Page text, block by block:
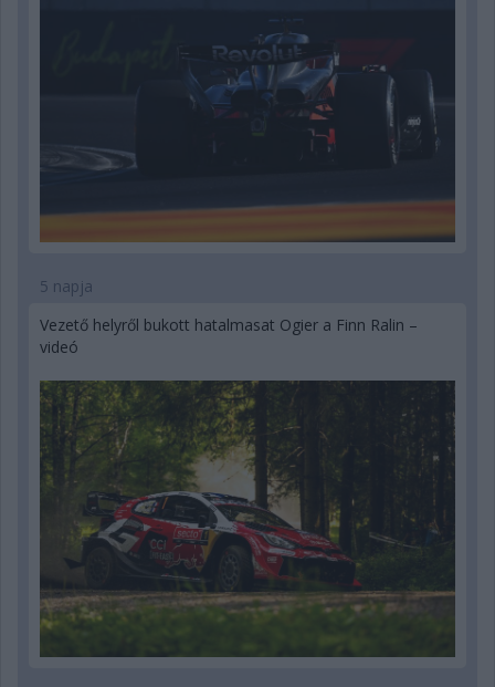
5 napja
Vezető helyről bukott hatalmasat Ogier a Finn Ralin –
videó